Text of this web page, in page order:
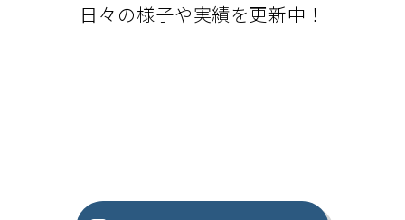
日々の様子や実績を更新中！